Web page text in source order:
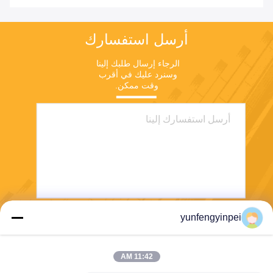
أرسل استفسارك
وقت ممكن.
yunfengyinpei
11:42 AM